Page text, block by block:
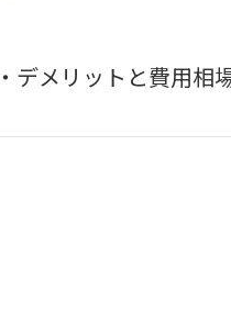
デメリットと費用相